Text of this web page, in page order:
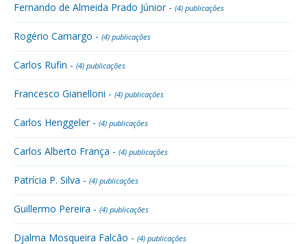
Fernando de Almeida Prado Júnior - (4) publicações
Rogério Camargo - (4) publicações
Carlos Rufin - (4) publicações
Francesco Gianelloni - (4) publicações
Carlos Henggeler - (4) publicações
Carlos Alberto França - (4) publicações
Patrícia P. Silva - (4) publicações
Guillermo Pereira - (4) publicações
Djalma Mosqueira Falcão - (4) publicações